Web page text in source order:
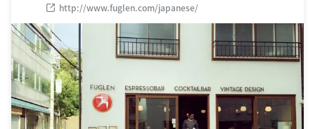
http://www.fuglen.com/japanese/